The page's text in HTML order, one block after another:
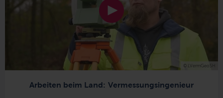
Arbeiten beim Land: Vermessungsingenieur
© LVermGeoSH